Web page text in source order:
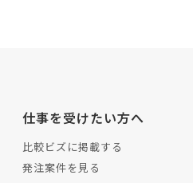
仕事を受けたい方へ
比較ビズに掲載する
発注案件を見る